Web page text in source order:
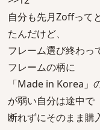
自分も先月Zoffって
たんだけど、
フレーム選び終わっ
フレームの柄に
「Made in Korea」
が弱い自分は途中で
断れずにそのまま購